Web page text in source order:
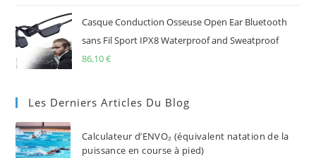
Casque Conduction Osseuse Open Ear Bluetooth
sans Fil Sport IPX8 Waterproof and Sweatproof
86,10€
Les Derniers Articles Du Blog
Calculateur d’ENVO₂ (équivalent natation de la
puissance en course à pied)